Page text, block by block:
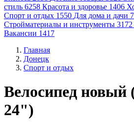
стиль 6258 Красота и здоровье 1406
Спорт и отдых 1550 Для дома и дачи
Стройматериалы и инструменты 3172
Вакансии 1417
Главная
Донецк
Спорт и отдых
Велосипед новый
24")